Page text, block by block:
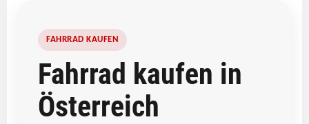
FAHRRAD KAUFEN
Fahrrad kaufen in
Österreich